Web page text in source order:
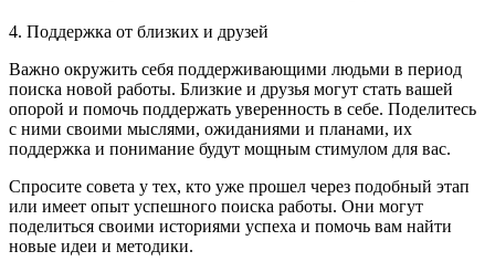
4. Поддержка от близких и друзей
Важно окружить себя поддерживающими людьми в период
поиска новой работы. Близкие и друзья могут стать вашей
опорой и помочь поддержать уверенность в себе. Поделитесь
с ними своими мыслями, ожиданиями и планами, их
поддержка и понимание будут мощным стимулом для вас.
Спросите совета у тех, кто уже прошел через подобный этап
или имеет опыт успешного поиска работы. Они могут
поделиться своими историями успеха и помочь вам найти
новые идеи и методики.